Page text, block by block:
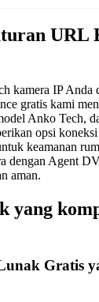
URL
kamera IP Anda
gratis kami
Anko Tech,
opsi
keamanan
dengan Agent
aman.
yang
Gratis